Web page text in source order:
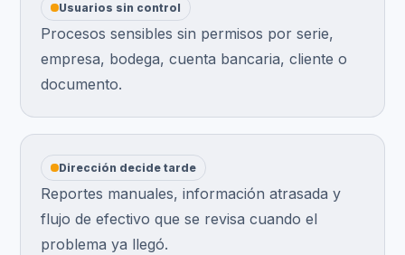
Usuarios sin control
Procesos sensibles sin permisos por serie,
empresa, bodega, cuenta bancaria, cliente o
documento.
Dirección decide tarde
Reportes manuales, información atrasada y
flujo de efectivo que se revisa cuando el
problema ya llegó.